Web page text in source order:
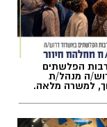
הפלשתים
ה מנהל/ת
למשרה מלאה.